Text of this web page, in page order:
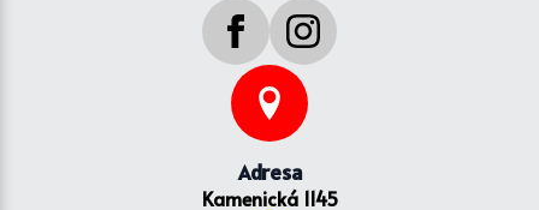
Adresa
Kamenická 1145